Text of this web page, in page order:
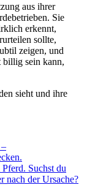
aus ihrer
Sie
erkennt,
sollte,
zeigen, und
billig sein kann,
sieht und ihre
Suchst du
nach der Ursache?